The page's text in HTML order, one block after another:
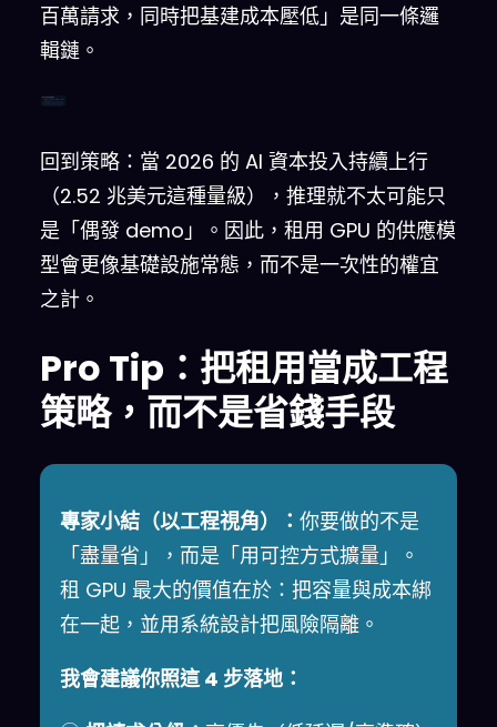
百萬請求，同時把基建成本壓低」是同一條邏
輯鏈。
回到策略：當 2026 的 AI 資本投入持續上行
（2.52 兆美元這種量級），推理就不太可能只
是「偶發 demo」。因此，租用 GPU 的供應模
型會更像基礎設施常態，而不是一次性的權宜
之計。
Pro Tip：把租用當成工程
策略，而不是省錢手段
專家小結（以工程視角）： 你要做的不是
「盡量省」，而是「用可控方式擴量」。
租 GPU 最大的價值在於：把容量與成本綁
在一起，並用系統設計把風險隔離。
我會建議你照這 4 步落地：